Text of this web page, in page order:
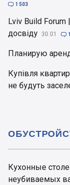
 1 503
Lviv Build Forum
досвіду 30.01  1
Планирую
Купівля
не будуть
Кухонные
неубиваемых